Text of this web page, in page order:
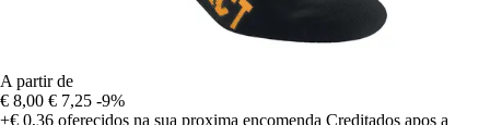
A partir de
€ 8,00 € 7,25 -9%
+€ 0,36 oferecidos na sua proxima encomenda Creditados apos a